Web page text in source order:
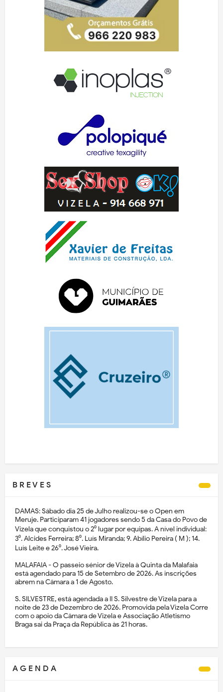
B R E V E S
DAMAS: Sábado dia 25 de Julho realizou-se o Open em
Meruje. Participaram 41 jogadores sendo 5 da Casa do Povo de
Vizela que conquistou o 2⁰ lugar por equipas. A nível individual:
3⁰. Alcides Ferreira; 8⁰. Luís Miranda; 9. Abílio Pereira ( M ); 14.
Luís Leite e 26⁰. José Vieira.
MALAFAIA - O passeio sénior de Vizela à Quinta da Malafaia
está agendado para 15 de Setembro de 2026. As inscrições
abrem na Câmara a 1 de Agosto.
S. SILVESTRE, está agendada a II S. Silvestre de Vizela para a
noite de 23 de Dezembro de 2026. Promovida pela Vizela Corre
com o apoio da Câmara de Vizela e Associação Atletismo
Braga sai da Praça da República às 21 horas.
A G E N D A